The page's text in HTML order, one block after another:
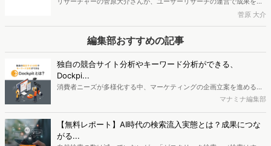
リサーチ全集
げるアウトプットについて解説する「現場のユーザーリサーチ全
サーチ活用術」と題してAI活用ポイントについて連載します。初回は
「基礎編：AIデスクリサーチのプロンプト」の解説です。※本記事は
菅原さんの書籍『ユーザーリサーチのすべて』（マイナビ出版）と連
動した内容を掲載しています。
ユーザーストーリーガイド（リサーチのデータベース）｜
現場のユーザーリサーチ全集
リサーチャーの菅原大介さんが、ユーザーリサーチの運営で成果を上
げるアウトプットについて解説する「現場のユーザーリサーチ全
集」。今回はユーザーストーリーガイド（リサーチのデータベース）
リサーチのすべて』（マイナビ出版）と連動した内容を掲載していま
す。
菅原 大介
【無料レポート】デンタルフロスを習慣化したきっかけは
「神社参拝」「ペット」「整体」？Web行動ログから探る
12のCEPと人物像
デンタルフロスを習慣化した人は、その直前にどんなWebページを見